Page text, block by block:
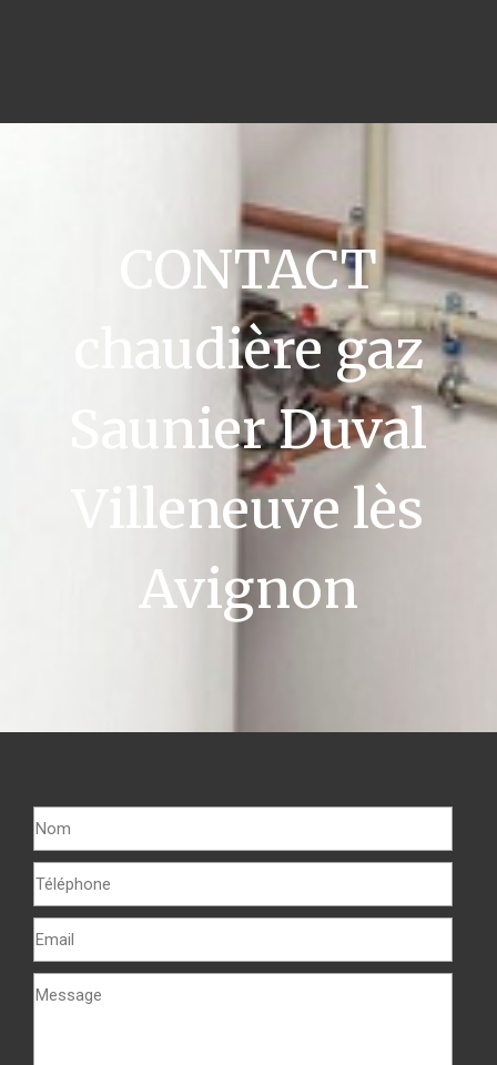
CONTACT
chaudière gaz
Saunier Duval
Villeneuve lès
Avignon